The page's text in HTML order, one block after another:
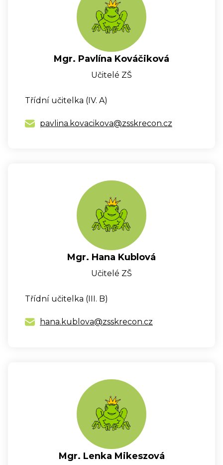
Mgr. Pavlína Kováčiková
Učitelé ZŠ
Třídní učitelka (IV. A)
pavlina.kovacikova@zsskrecon.cz
Mgr. Hana Kublová
Učitelé ZŠ
Třídní učitelka (III. B)
hana.kublova@zsskrecon.cz
Mgr. Lenka Mikeszová